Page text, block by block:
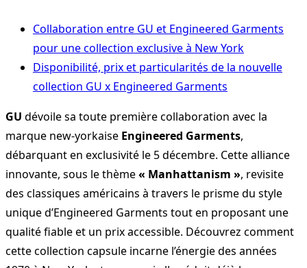
Collaboration entre GU et Engineered Garments
pour une collection exclusive à New York
Disponibilité, prix et particularités de la nouvelle
collection GU x Engineered Garments
GU dévoile sa toute première collaboration avec la
marque new-yorkaise Engineered Garments,
débarquant en exclusivité le 5 décembre. Cette alliance
innovante, sous le thème« Manhattanism », revisite
des classiques américains à travers le prisme du style
unique d’Engineered Garments tout en proposant une
qualité fiable et un prix accessible. Découvrez comment
cette collection capsule incarne l’énergie des années